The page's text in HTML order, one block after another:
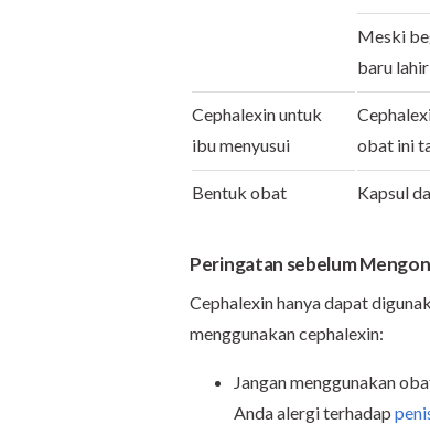
Meski
baru
Cephalexin untuk
ibu menyusui
obat ini
Bentuk obat Kapsul
Peringatan sebelum
Cephalexin hanya dapat
menggunakan cephalexin:
Jangan menggunakan
Anda alergi terhadap